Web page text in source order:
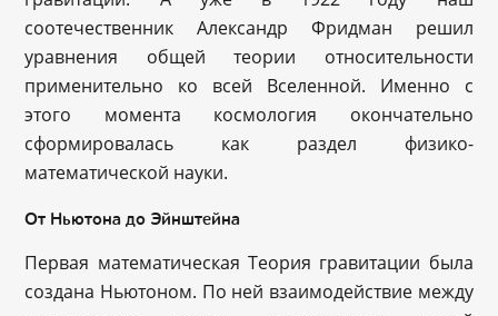
соотечественник Александр Фридман решил
уравнения общей теории относительности
применительно ко всей Вселенной. Именно с
этого момента космология окончательно
сформировалась как раздел физико-
математической науки.
От Ньютона до Эйнштейна
Первая математическая Теория гравитации была
создана Ньютоном. По ней взаимодействие между